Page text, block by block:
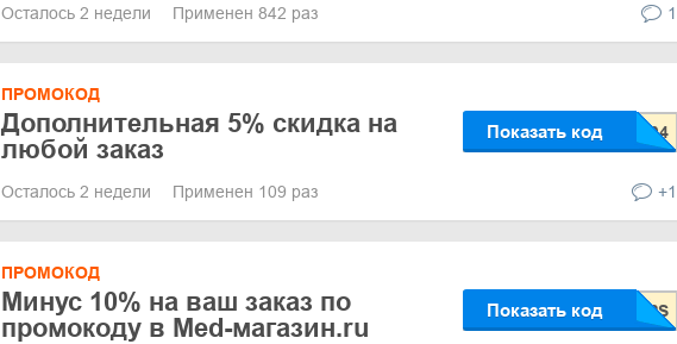
Осталось 2 недели Применен 842 раз 1
ПРОМОКОД
Дополнительная 5% скидка на
любой заказ
Показать код
Осталось 2 недели Применен 109 раз +1
ПРОМОКОД
Минус 10% на ваш заказ по
промокоду в Med-магазин.ru
Показать код